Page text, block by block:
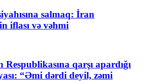
salmaq: İran
iflası və vəhmi
qarşı apardığı
“Əmi dərdi deyil, zəmi